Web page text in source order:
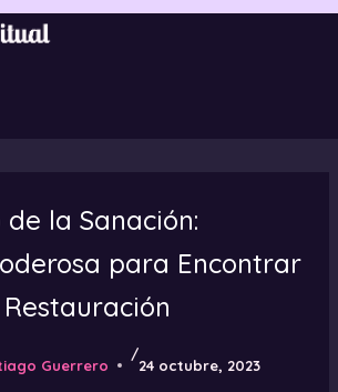
la Sanación:
para Encontrar
Guerrero
/
24 octubre, 2023